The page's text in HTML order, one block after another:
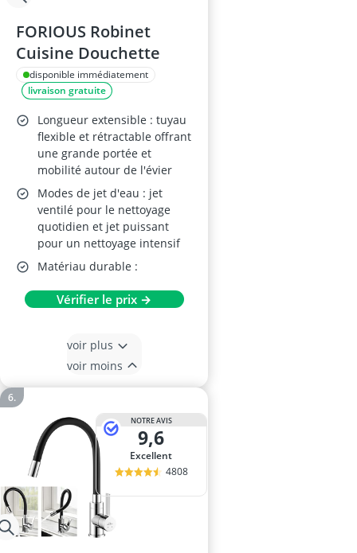
FORIOUS Robinet
Cuisine Douchette
disponible immédiatement
livraison gratuite
Longueur extensible : tuyau
flexible et rétractable offrant
une grande portée et
mobilité autour de l'évier
Modes de jet d'eau : jet
ventilé pour le nettoyage
quotidien et jet puissant
pour un nettoyage intensif
Matériau durable :
Vérifier le prix →
voir plus
voir moins
NOTRE AVIS
9,6
Excellent
4808